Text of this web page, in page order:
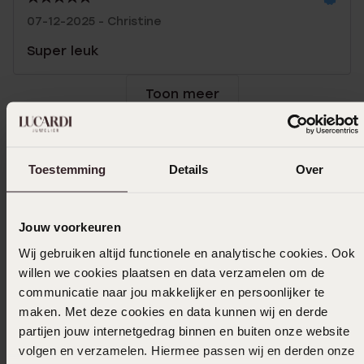
Toestemming Details Over
Jouw voorkeuren
Wij gebruiken altijd functionele en analytische cookies. Ook
willen we cookies plaatsen en data verzamelen om de
communicatie naar jou makkelijker en persoonlijker te
maken. Met deze cookies en data kunnen wij en derde
partijen jouw internetgedrag binnen en buiten onze website
volgen en verzamelen. Hiermee passen wij en derden onze
07-12-2025 - Christine
Super leuk
Toon meer
In winkelmand
Ook leuk voor jou